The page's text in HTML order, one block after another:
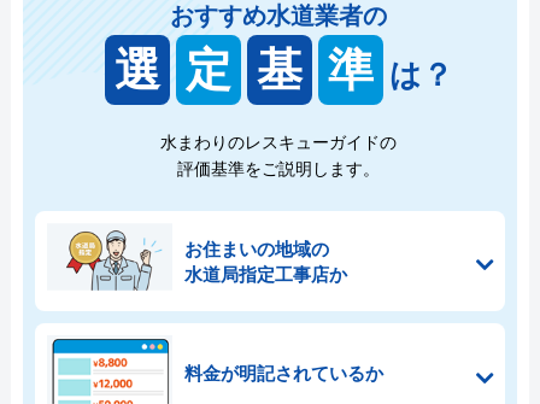
おすすめ水道業者の
選 定 基 準 は？
水まわりのレスキューガイドの
評価基準をご説明します。
お住まいの地域の
水道局指定工事店か
料金が明記されているか